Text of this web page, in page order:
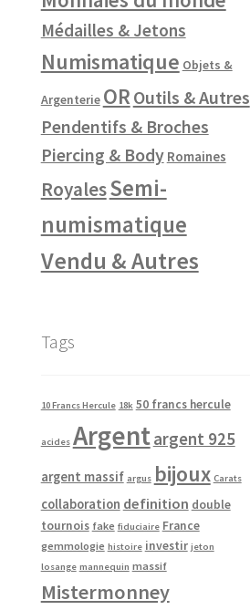
Médailles & Jetons
Numismatique Objets &
Argenterie OR Outils & Autres
Pendentifs & Broches
Piercing & Body Romaines
RoyalesSemi-
numismatique
Vendu & Autres
Tags
10 Francs Hercule 18k 50 francs hercule
acides Argentargent 925
argent massif argus bijoux Carats
collaboration definition double
tournois fake fiduciaire France
gemmologie histoire investir jeton
losange mannequin massif
Mistermonney